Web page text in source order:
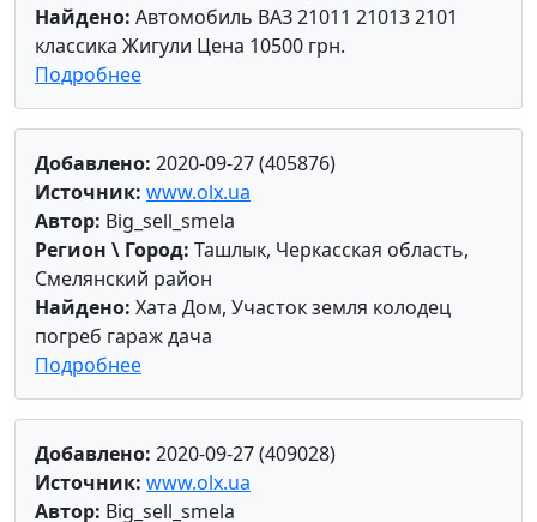
Найдено: Автомобиль ВАЗ 21011 21013 2101
классика Жигули Цена 10500 грн.
Подробнее
Добавлено: 2020-09-27 (405876)
Источник: www.olx.ua
Автор: Big_sell_smela
Регион \ Город: Ташлык, Черкасская область,
Смелянский район
Найдено: Хата Дом, Участок земля колодец
погреб гараж дача
Подробнее
Добавлено: 2020-09-27 (409028)
Источник: www.olx.ua
Автор: Big_sell_smela